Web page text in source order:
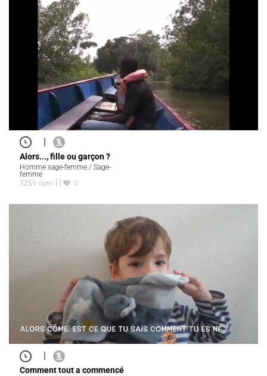
|
Alors..., fille ou garçon ?
Homme sage-femme / Sage-
femme
3259 vues
0
|
Comment tout a commencé